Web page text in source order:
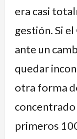
era casi
gestión. Si
ante un
quedar
otra forma
primeros